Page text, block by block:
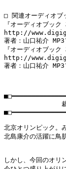
□ 関連オーディオブ
『オーディオブック
http://
著者：山口祐介
『オーディオブック
http://
著者：山口祐介
　    裁
北京オリンピック。
北島康介の活躍に鳥
しかし、今回のオリ